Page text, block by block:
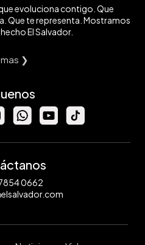
evoluciona contigo. Que
Que te representa. Mostramos
El Salvador.
❯
0662